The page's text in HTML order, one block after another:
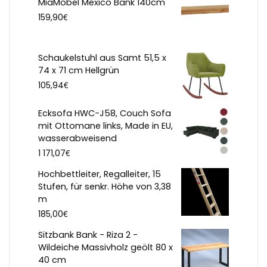
159,90€
Schaukelstuhl aus Samt 51,5 x
74 x 71 cm Hellgrün
105,94€
Ecksofa HWC-J58, Couch Sofa
mit Ottomane links, Made in EU,
wasserabweisend
1 171,07€
Hochbettleiter, Regalleiter, 15
Stufen, für senkr. Höhe von 3,38
m
185,00€
Sitzbank Bank - Riza 2 -
Wildeiche Massivholz geölt 80 x
40 cm